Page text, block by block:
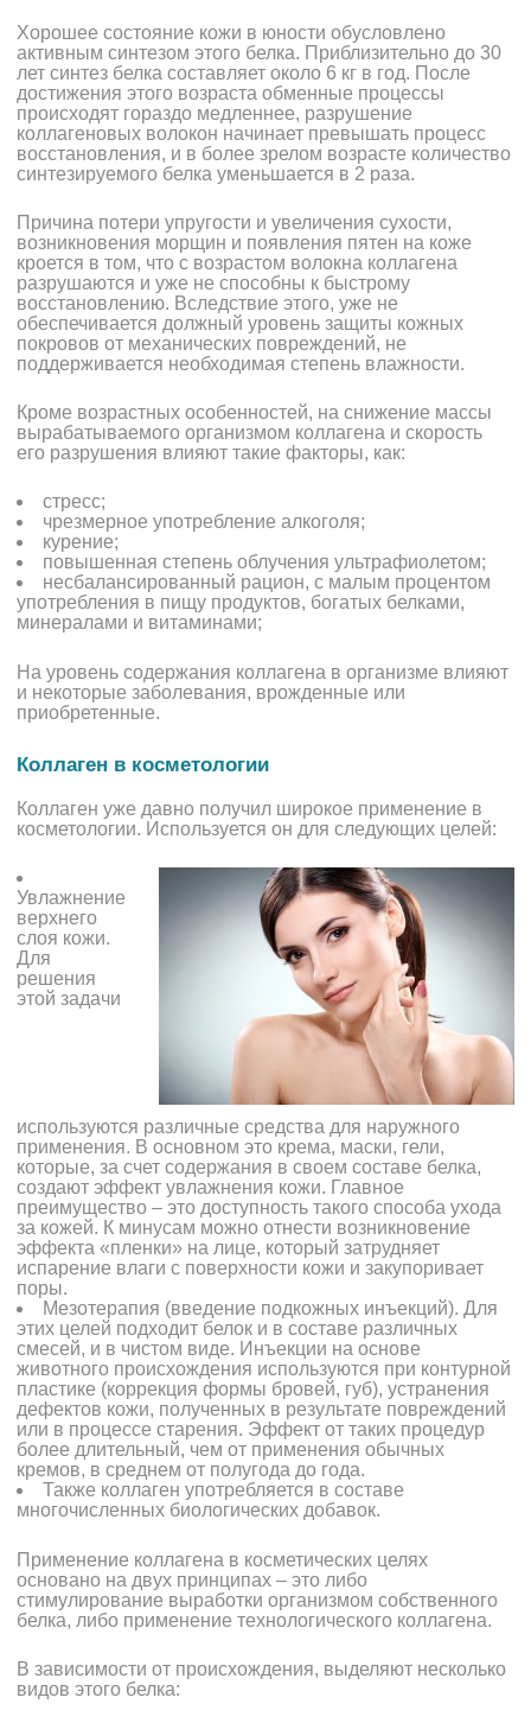
Хорошее состояние кожи в юности обусловлено
активным синтезом этого белка. Приблизительно до 30
лет синтез белка составляет около 6 кг в год. После
достижения этого возраста обменные процессы
происходят гораздо медленнее, разрушение
коллагеновых волокон начинает превышать процесс
восстановления, и в более зрелом возрасте количество
синтезируемого белка уменьшается в 2 раза.
Причина потери упругости и увеличения сухости,
возникновения морщин и появления пятен на коже
кроется в том, что с возрастом волокна коллагена
разрушаются и уже не способны к быстрому
восстановлению. Вследствие этого, уже не
обеспечивается должный уровень защиты кожных
покровов от механических повреждений, не
поддерживается необходимая степень влажности.
Кроме возрастных особенностей, на снижение массы
вырабатываемого организмом коллагена и скорость
его разрушения влияют такие факторы, как:
стресс;
чрезмерное употребление алкоголя;
курение;
повышенная степень облучения ультрафиолетом;
несбалансированный рацион, с малым процентом
употребления в пищу продуктов, богатых белками,
минералами и витаминами;
На уровень содержания коллагена в организме влияют
и некоторые заболевания, врожденные или
приобретенные.
Коллаген в косметологии
Коллаген уже давно получил широкое применение в
косметологии. Используется он для следующих целей:
Увлажнение
верхнего
слоя кожи.
Для
решения
этой задачи
используются различные средства для наружного
применения. В основном это крема, маски, гели,
которые, за счет содержания в своем составе белка,
создают эффект увлажнения кожи. Главное
преимущество – это доступность такого способа ухода
за кожей. К минусам можно отнести возникновение
эффекта «пленки» на лице, который затрудняет
испарение влаги с поверхности кожи и закупоривает
поры.
Мезотерапия (введение подкожных инъекций). Для
этих целей подходит белок и в составе различных
смесей, и в чистом виде. Инъекции на основе
животного происхождения используются при контурной
пластике (коррекция формы бровей, губ), устранения
дефектов кожи, полученных в результате повреждений
или в процессе старения. Эффект от таких процедур
более длительный, чем от применения обычных
кремов, в среднем от полугода до года.
Также коллаген употребляется в составе
многочисленных биологических добавок.
Применение коллагена в косметических целях
основано на двух принципах – это либо
стимулирование выработки организмом собственного
белка, либо применение технологического коллагена.
В зависимости от происхождения, выделяют несколько
видов этого белка: